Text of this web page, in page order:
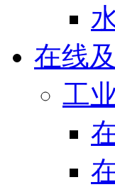
在线
工